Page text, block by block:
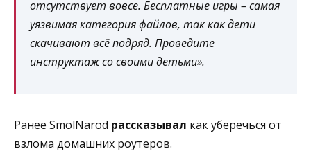
отсутствует вовсе. Бесплатные игры – самая
уязвимая категория файлов, так как дети
скачивают всё подряд. Проведите
инструктаж со своими детьми».
Ранее SmolNarod рассказывал как уберечься от
взлома домашних роутеров.